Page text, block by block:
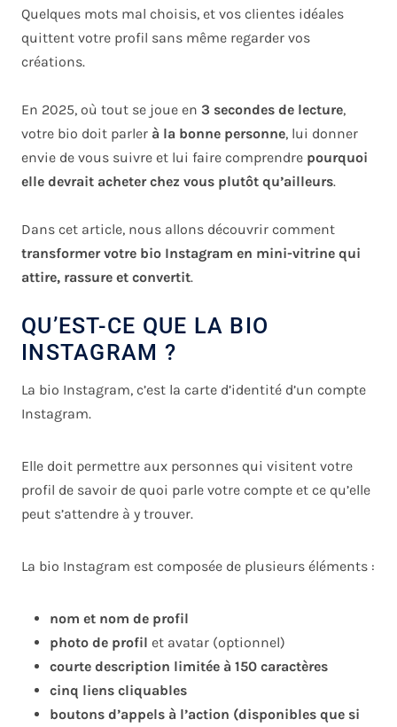
Quelques mots mal choisis, et vos clientes idéales
quittent votre profil sans même regarder vos
créations.
En 2025, où tout se joue en 3 secondes de lecture,
votre bio doit parler à la bonne personne, lui donner
envie de vous suivre et lui faire comprendre pourquoi
elle devrait acheter chez vous plutôt qu’ailleurs.
Dans cet article, nous allons découvrir comment
transformer votre bio Instagram en mini-vitrine qui
attire, rassure et convertit.
QU’EST-CE QUE LA BIO
INSTAGRAM ?
La bio Instagram, c’est la carte d’identité d’un compte
Instagram.
Elle doit permettre aux personnes qui visitent votre
profil de savoir de quoi parle votre compte et ce qu’elle
peut s’attendre à y trouver.
La bio Instagram est composée de plusieurs éléments :
nom et nom de profil
photo de profil et avatar (optionnel)
courte description limitée à 150 caractères
cinq liens cliquables
boutons d’appels à l’action (disponibles que si